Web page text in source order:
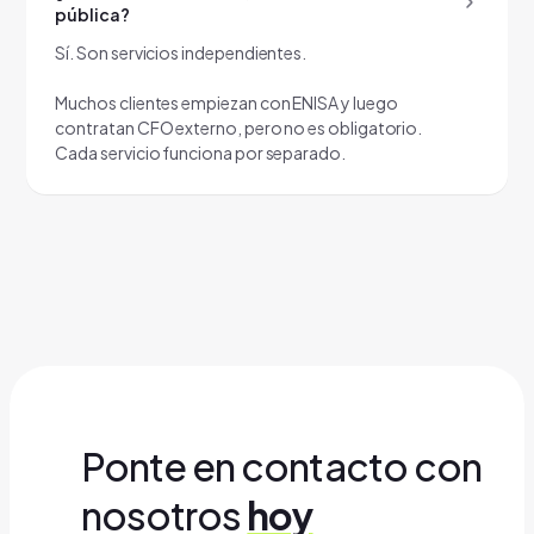
pública?
Sí. Son servicios independientes.
Muchos clientes empiezan con ENISA y luego
contratan CFO externo, pero no es obligatorio.
Cada servicio funciona por separado.
Ponte en contacto con
nosotros hoy